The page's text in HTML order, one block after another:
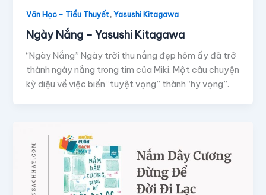
Văn Học - Tiểu Thuyết,Yasushi Kitagawa
Ngày Nắng – Yasushi Kitagawa
“Ngày Nắng” Ngày trời thu nắng đẹp hôm ấy đã trở
thành ngày nắng trong tim của Miki. Một câu chuyện
kỳ diệu về việc biến “tuyệt vọng” thành “hy vọng”.